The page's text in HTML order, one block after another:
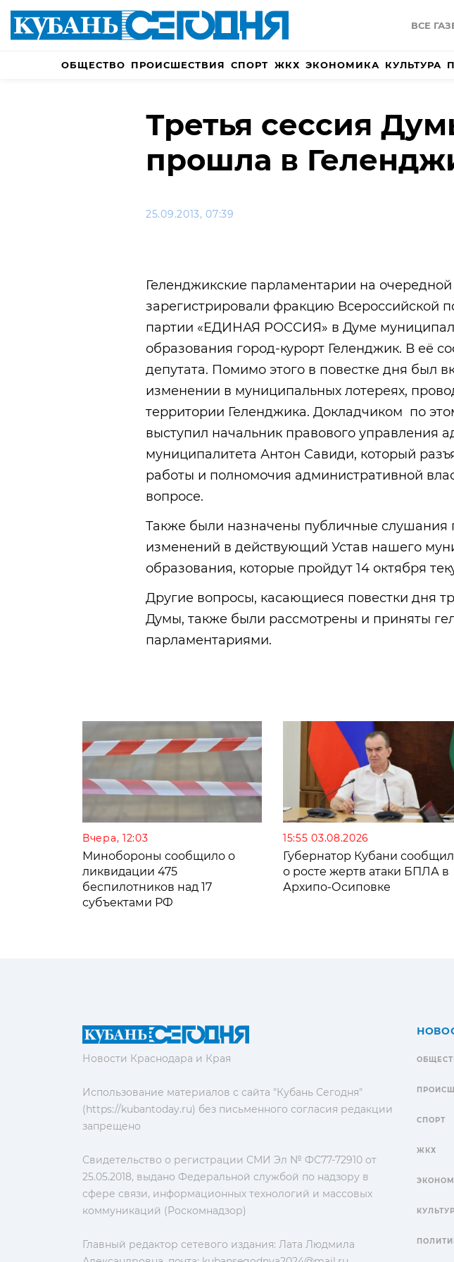
ВСЕ
ОБЩЕСТВО ПРОИСШЕСТВИЯ СПОРТ ЖКХ ЭКОНОМИКА КУЛЬТУРА
Третья сессия
прошла в
25.09.2013, 07:39
Геленджикские парламентарии на очередной
зарегистрировали фракцию Всероссийской
партии «ЕДИНАЯ РОССИЯ» в Думе
образования город-курорт Геленджик. В её
депутата. Помимо этого в повестке дня был
изменении в муниципальных лотереях,
территории Геленджика. Докладчиком по
выступил начальник правового управления
муниципалитета Антон Савиди, который
работы и полномочия административной
вопросе.
Также были назначены публичные слушания
изменений в действующий Устав нашего
образования, которые пройдут 14 октября
Другие вопросы, касающиеся повестки дня
Думы, также были рассмотрены и приняты
парламентариями.
Вчера, 12:03
Минобороны сообщило о
ликвидации 475
беспилотников над 17
субъектами РФ
15:55 03.08.2026
Губернатор Кубани сообщил
о росте жертв атаки БПЛА в
Архипо-Осиповке
Новости Краснодара и Края
Использование материалов с сайта "Кубань Сегодня"
(https://kubantoday.ru) без письменного согласия редакции
запрещено
Свидетельство о регистрации СМИ Эл № ФС77-72910 от
25.05.2018, выдано Федеральной службой по надзору в
сфере связи, информационных технологий и массовых
коммуникаций (Роскомнадзор)
Главный редактор сетевого издания: Лата Людмила
СПОРТ
ЖКХ